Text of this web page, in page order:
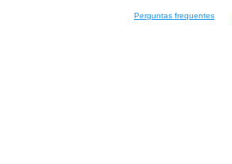
Perguntas frequentes